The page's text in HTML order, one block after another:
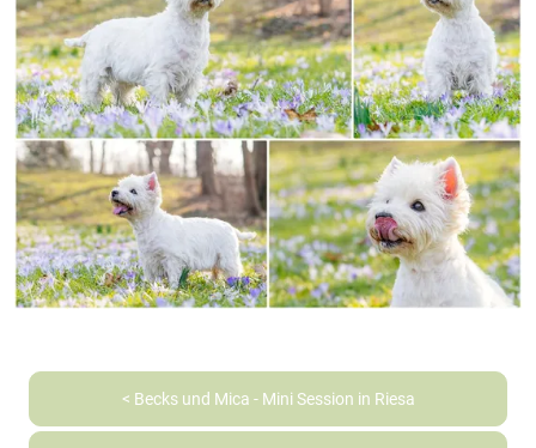
< Becks und Mica - Mini Session in Riesa